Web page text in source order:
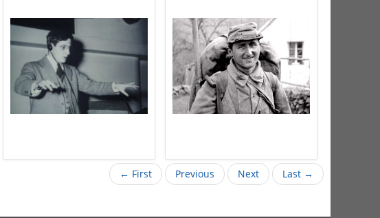
← First Previous Next Last →